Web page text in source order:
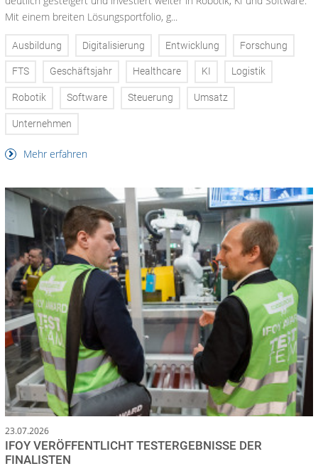
Mit einem breiten Lösungsportfolio, g...
Ausbildung Digitalisierung Entwicklung Forschung
FTS Geschäftsjahr Healthcare KI Logistik
Robotik Software Steuerung Umsatz
Unternehmen
Mehr erfahren
23.07.2026
IFOY VERÖFFENTLICHT TESTERGEBNISSE DER
FINALISTEN